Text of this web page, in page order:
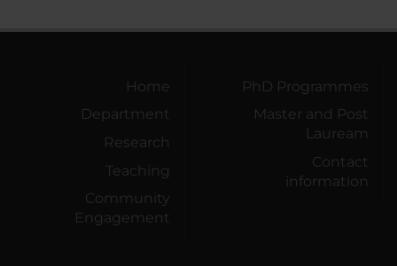
Home
Department
Research
Teaching
Community
Engagement
PhD Programmes
Master and Post
Lauream
Contact
information